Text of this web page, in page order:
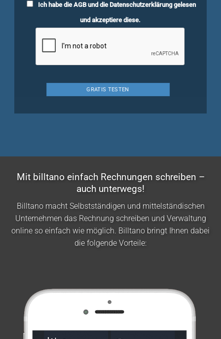
Ich habe dieAGBund die Datenschutzerklärunggelesen
und akzeptiere diese.
Mit billtano einfach Rechnungen schreiben –
auch unterwegs!
Billtano macht Selbstständigen und mittelständischen
Unternehmen das Rechnung schreiben und Verwaltung
online so einfach wie möglich. Billtano bringt Ihnen dabei
die folgende Vorteile: